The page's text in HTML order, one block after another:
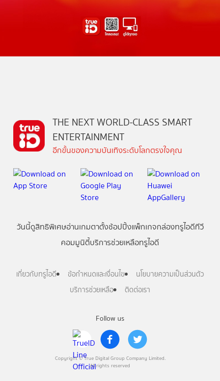
Follow us
Copyright © True Digital Group Company Limited.
All rights reserved
THE NEXT WORLD-CLASS SMART
ENTERTAINMENT
อีกขั้นของความบันเทิงระดับโลกตรงใจคุณ
วันนี้ดูสิทธิพิเศษอ่านเกมตาตั้งช้อปปิ้งแพ็กเกจกล่องทรูไอดีทีวี
คอมมูนิตี้บริการช่วยเหลือทรูไอดี
เกี่ยวกับทรูไอดี ข้อกำหนดและเงื่อนไข
นโยบายความเป็นส่วนตัว
บริการช่วยเหลือ
ติดต่อเรา